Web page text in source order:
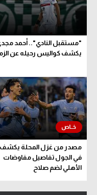
"مستقبل النادي".. أحمد
يكشف كواليس رحيله عن
مصدر من غزل المحلة يكشف
في الجول تفاصيل مفاوضات
الأهلي لضم صلاح